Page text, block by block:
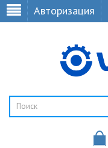
Авторизация